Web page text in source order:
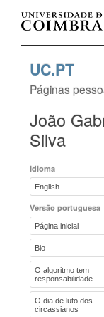
UC.PT
Páginas
João
Silva
Idioma
English
Versão portuguesa
Página inicial
Bio
O algoritmo tem
responsabilidade
O dia de luto dos
circassianos